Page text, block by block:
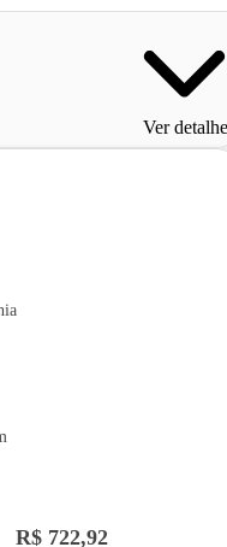
Ver
R$ 722,92